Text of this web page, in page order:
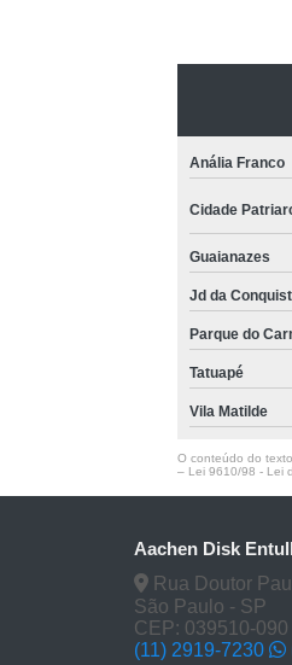
Anália Franco
Cidade
Guaianazes
Jd da
Parque do
Tatuapé
Vila Matilde
O conteúdo do
– Lei 9610/98 - Lei
Aachen Disk
Rua Doutor
São Paulo - SP
CEP: 039510-090
(11) 2919-7230